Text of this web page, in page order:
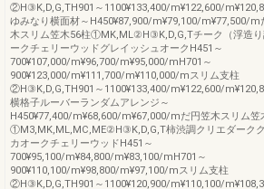
②H③K,D,G,TH901～1100¥133,400/m¥122,600/
ゆみなり横面材～H450¥87,900/m¥79,100/m¥77,500/m
木スリム笠木56柱①MK,ML②H③K,D,G,Tチーク（浮造り
ークチェリーウッドグレイッシュオークH451～
700¥107,000/m¥96,700/m¥95,000/mH701～
900¥123,000/m¥111,700/m¥110,000/mスリム支柱
②H③K,D,G,TH901～1100¥133,400/m¥122,600/
横格子ルーバーランダムアレンジ～
H450¥77,400/m¥68,600/m¥67,000/mだ円笠木スリム笠
①M3,MK,ML,MC,ME②H③K,D,G,T柿渋調クリエダーク
カオークチェリーウッドH451～
700¥95,100/m¥84,800/m¥83,100/mH701～
900¥110,100/m¥98,800/m¥97,100/mスリム支柱
②H③K,D,G,TH901～1100¥120,900/m¥110,100/